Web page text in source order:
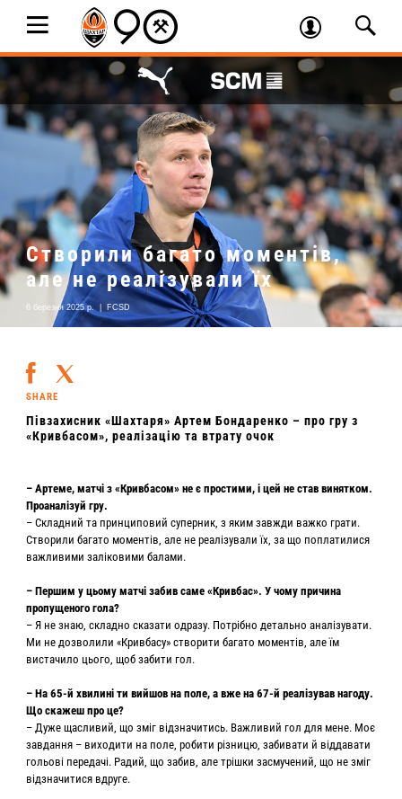
Створили багато моментів,
але не реалізували їх
6 березня 2025 р. FCSD
SHARE
Півзахисник «Шахтаря» Артем Бондаренко – про гру з
«Кривбасом», реалізацію та втрату очок
– Артеме, матчі з «Кривбасом» не є простими, і цей не став винятком.
Проаналізуй гру.
– Складний та принциповий суперник, з яким завжди важко грати.
Створили багато моментів, але не реалізували їх, за що поплатилися
важливими заліковими балами.
– Першим у цьому матчі забив саме «Кривбас». У чому причина
пропущеного гола?
– Я не знаю, складно сказати одразу. Потрібно детально аналізувати.
Ми не дозволили «Кривбасу» створити багато моментів, але їм
вистачило цього, щоб забити гол.
– На 65-й хвилині ти вийшов на поле, а вже на 67-й реалізував нагоду.
Що скажеш про це?
– Дуже щасливий, що зміг відзначитись. Важливий гол для мене. Моє
завдання – виходити на поле, робити різницю, забивати й віддавати
гольові передачі. Радий, що забив, але трішки засмучений, що не зміг
відзначитися вдруге.